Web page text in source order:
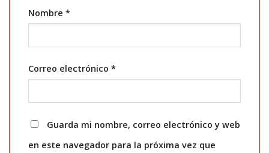
Nombre *
Correo electrónico *
Guarda mi nombre, correo electrónico y web
en este navegador para la próxima vez que